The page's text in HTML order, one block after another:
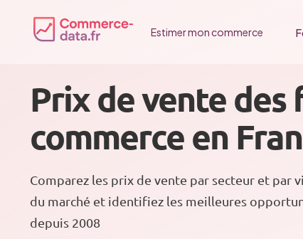
Estimer mon commerce
Prix de vente des
commerce en
Comparez les prix de vente par secteur et par
du marché et identifiez les meilleures
depuis 2008